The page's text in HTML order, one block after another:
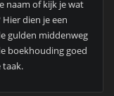
naam of kijk je wat
dien je een
gulden middenweg
boekhouding goed
taak.